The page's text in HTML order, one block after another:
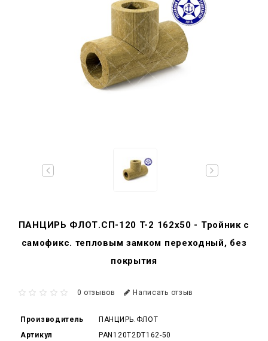
ПАНЦИРЬ ФЛОТ.СП-120 T-2 162x50 - Тройник c
самофикс. тепловым замком переходный, без
покрытия
0 отзывов Написать отзыв
Производитель
ПАНЦИРЬ.ФЛОТ
Артикул
PAN120T2DT162-50